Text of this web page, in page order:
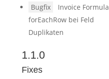
Bugfix
Invoice
forEachRow bei Feld
Duplikaten
1.1.0
Fixes